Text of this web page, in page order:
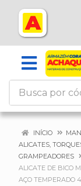
INÍCIO
ALICATES,
GRAMPEADORES
ALICATE DE BICO
AÇO TEMPERADO